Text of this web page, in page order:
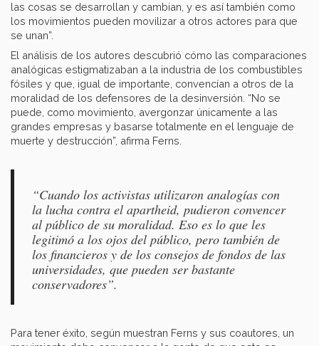
las cosas se desarrollan y cambian, y es así también como
los movimientos pueden movilizar a otros actores para que
se unan”.
El análisis de los autores descubrió cómo las comparaciones
analógicas estigmatizaban a la industria de los combustibles
fósiles y que, igual de importante, convencían a otros de la
moralidad de los defensores de la desinversión. “No se
puede, como movimiento, avergonzar únicamente a las
grandes empresas y basarse totalmente en el lenguaje de
muerte y destrucción”, afirma Ferns.
“Cuando los activistas utilizaron analogías con
la lucha contra el apartheid, pudieron convencer
al público de su moralidad. Eso es lo que les
legitimó a los ojos del público, pero también de
los financieros y de los consejos de fondos de las
universidades, que pueden ser bastante
conservadores”.
Para tener éxito, según muestran Ferns y sus coautores, un